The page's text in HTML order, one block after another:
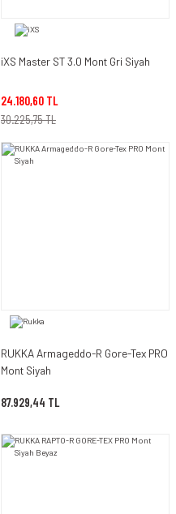
iXS Master ST 3.0 Mont Gri Siyah
24.180,60 TL
30.225,75 TL
RUKKA Armageddo-R Gore-Tex PRO
Mont Siyah
87.929,44 TL